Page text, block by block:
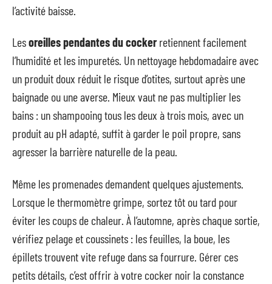
l’activité baisse.
Lesoreilles pendantes du cockerretiennent facilement
l’humidité et les impuretés. Un nettoyage hebdomadaire avec
un produit doux réduit le risque d’otites, surtout après une
baignade ou une averse. Mieux vaut ne pas multiplier les
bains : un shampooing tous les deux à trois mois, avec un
produit au pH adapté, suffit à garder le poil propre, sans
agresser la barrière naturelle de la peau.
Même les promenades demandent quelques ajustements.
Lorsque le thermomètre grimpe, sortez tôt ou tard pour
éviter les coups de chaleur. À l’automne, après chaque sortie,
vérifiez pelage et coussinets : les feuilles, la boue, les
épillets trouvent vite refuge dans sa fourrure. Gérer ces
petits détails, c’est offrir à votre cocker noir la constance